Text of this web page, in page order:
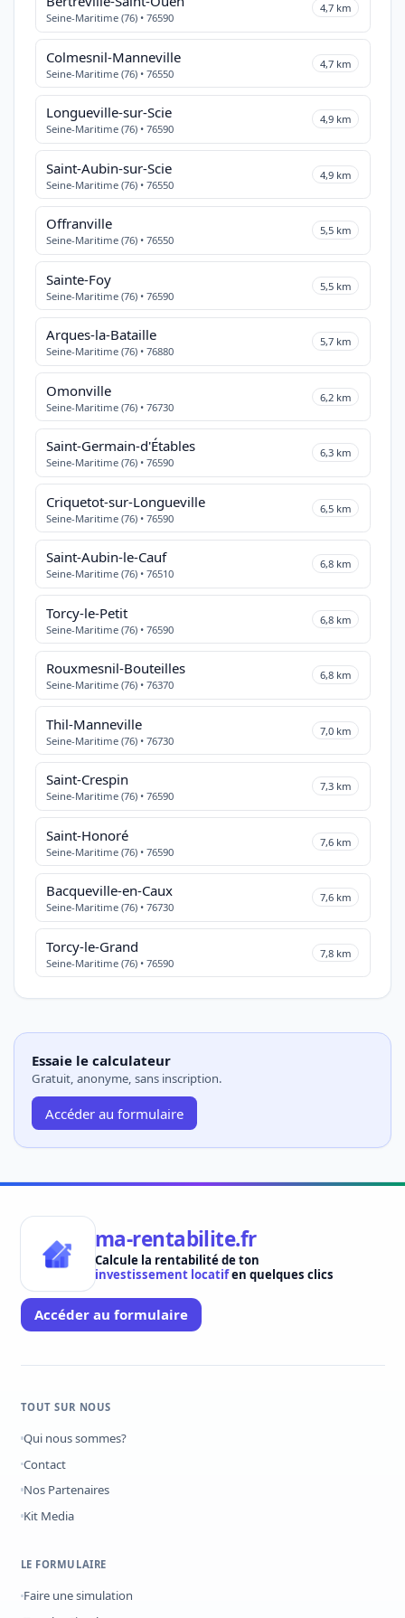
Seine-Maritime (76) • 76590
4,7 km
Colmesnil-Manneville
Seine-Maritime (76) • 76550
4,7 km
Longueville-sur-Scie
Seine-Maritime (76) • 76590
4,9 km
Saint-Aubin-sur-Scie
Seine-Maritime (76) • 76550
4,9 km
Offranville
Seine-Maritime (76) • 76550
5,5 km
Sainte-Foy
Seine-Maritime (76) • 76590
5,5 km
Arques-la-Bataille
Seine-Maritime (76) • 76880
5,7 km
Omonville
Seine-Maritime (76) • 76730
6,2 km
Saint-Germain-d'Étables
Seine-Maritime (76) • 76590
6,3 km
Criquetot-sur-Longueville
Seine-Maritime (76) • 76590
6,5 km
Saint-Aubin-le-Cauf
Seine-Maritime (76) • 76510
6,8 km
Torcy-le-Petit
Seine-Maritime (76) • 76590
6,8 km
Rouxmesnil-Bouteilles
Seine-Maritime (76) • 76370
6,8 km
Thil-Manneville
Seine-Maritime (76) • 76730
7,0 km
Saint-Crespin
Seine-Maritime (76) • 76590
7,3 km
Saint-Honoré
Seine-Maritime (76) • 76590
7,6 km
Bacqueville-en-Caux
Seine-Maritime (76) • 76730
7,6 km
Torcy-le-Grand
Seine-Maritime (76) • 76590
7,8 km
Essaie le calculateur
Gratuit, anonyme, sans inscription.
Accéder au formulaire
ma-rentabilite.fr
Calcule la rentabilité de ton
investissement locatifen quelques clics
Accéder au formulaire
TOUT SUR NOUS
Qui nous sommes?
Contact
Nos Partenaires
Kit Media
LE FORMULAIRE
Faire une simulation